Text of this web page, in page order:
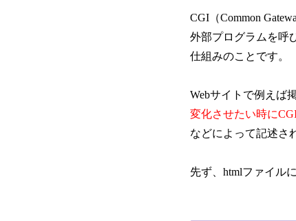
CGI（Common
外部プログラムを呼
仕組みのことです。
Webサイトで例えば
変化させたい時に
などによって記述さ
先ず、htmlファイル